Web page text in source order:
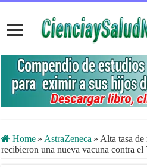
Home » AstraZeneca » Alta tasa de
recibieron una nueva vacuna contra el